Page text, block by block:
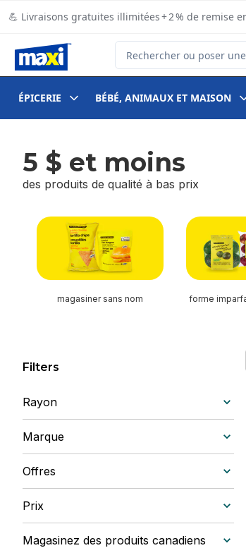
💪 Livraisons gratuites illimitées + 2 % de remise
Rechercher des produits
ÉPICERIE BÉBÉ, ANIMAUX ET MAISON
5 $ et moins
des produits de qualité à bas prix
sauter 5 $ et moins
magasiner sans nom forme
Filters
Rayon
Marque
Offres
Prix
Magasinez des produits canadiens